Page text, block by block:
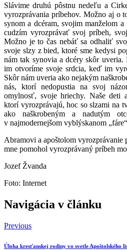
Slávime druhú pôstnu nedeľu a
vyrozprávania príbehov. Možno aj o
synom a dcéram, svojim manželom
cudzím vyrozprávať svoj príbeh,
Možno je to čas nebáť sa odhaliť
svoje slzy z bied, ktoré sme kedysi
nám tak synovia a dcéry skôr
im otvoríme svoje srdcia, keď im
Skôr nám uveria ako nejakým
nás, ktorí nedopustia na svoj
omylnosť, svoje hriechy. Naše deti
ktorí vyrozprávajú, hoc so slzami na
ako naškrobeným a nadutým
v najmodernejšom vyblýskanom
Abramovi a apoštolom
mne pomohol vyrozprávaný príbeh
Jozef Žvanda
Foto: Internet
Navigácia v článku
Previous
Úloha kresťanskej rodiny vo svetle Apoštolského